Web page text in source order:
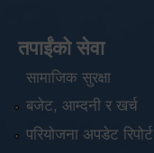
तपाईंको सेवा
सामाजिक सुरक्षा
बजेट, आम्दनी र खर्च
परियोजना अपडेट रिपोर्ट